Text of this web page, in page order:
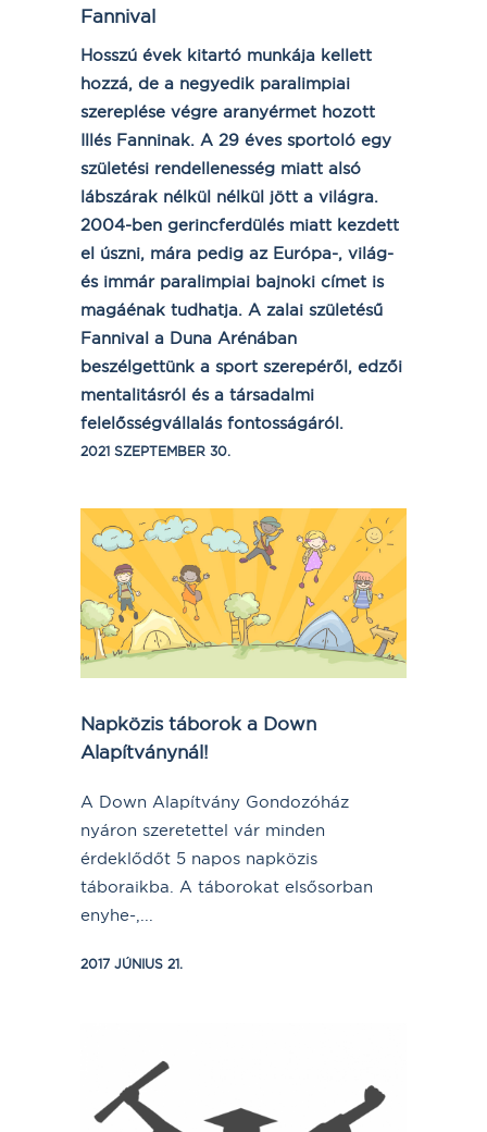
Fannival
Hosszú évek kitartó munkája kellett
hozzá, de a negyedik paralimpiai
szereplése végre aranyérmet hozott
Illés Fanninak. A 29 éves sportoló egy
születési rendellenesség miatt alsó
lábszárak nélkül nélkül jött a világra.
2004-ben gerincferdülés miatt kezdett
el úszni, mára pedig az Európa-, világ-
és immár paralimpiai bajnoki címet is
magáénak tudhatja. A zalai születésű
Fannival a Duna Arénában
beszélgettünk a sport szerepéről, edzői
mentalitásról és a társadalmi
felelősségvállalás fontosságáról.
2021 SZEPTEMBER 30.
Napközis táborok a Down
Alapítványnál!
A Down Alapítvány Gondozóház
nyáron szeretettel vár minden
érdeklődőt 5 napos napközis
táboraikba. A táborokat elsősorban
enyhe-,...
2017 JÚNIUS 21.